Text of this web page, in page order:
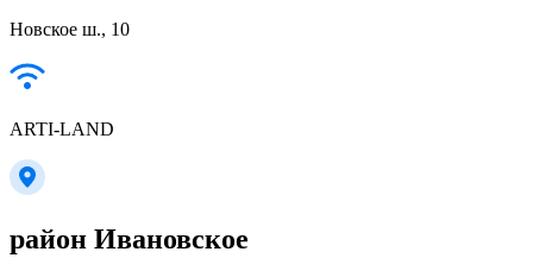
Новское ш., 10
ARTI-LAND
район Ивановское